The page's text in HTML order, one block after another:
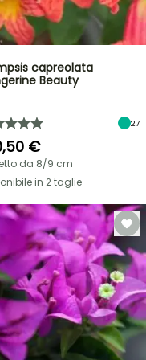
capreolata
Beauty
27
€
da 8/9 cm
in 2 taglie